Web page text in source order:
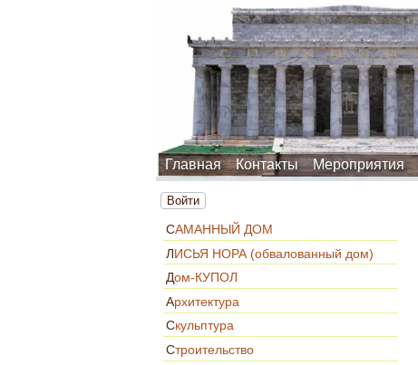
Главная Контакты Мероприятия
Войти
САМАННЫЙ ДОМ
ЛИСЬЯ НОРА (обвалованный дом)
Дом-КУПОЛ
Архитектура
Скульптура
Строительство